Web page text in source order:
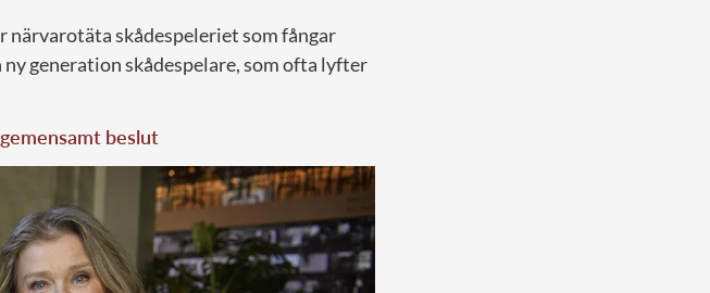
närvarotäta skådespeleriet som fångar
generation skådespelare, som ofta lyfter
beslut